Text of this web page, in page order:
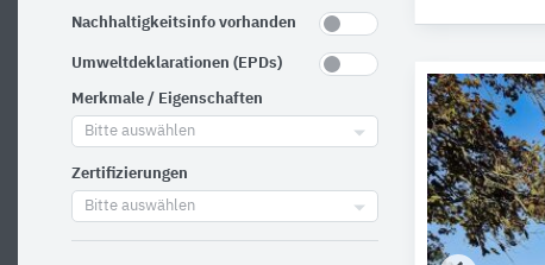
Nachhaltigkeitsinfo vorhanden
Umweltdeklarationen (EPDs)
Merkmale / Eigenschaften
Bitte auswählen
Zertifizierungen
Bitte auswählen